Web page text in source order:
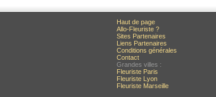
Haut de page
Allo-Fleuriste ?
Sites Partenaires
Liens Partenaires
Conditions générales
Contact
Grandes villes :
Fleuriste Paris
Fleuriste Lyon
Fleuriste Marseille